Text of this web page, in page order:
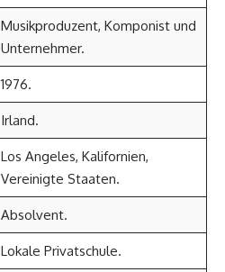
Musikproduzent, Komponist und
Unternehmer.
1976.
Irland.
Los Angeles, Kalifornien,
Vereinigte Staaten.
Absolvent.
Lokale Privatschule.